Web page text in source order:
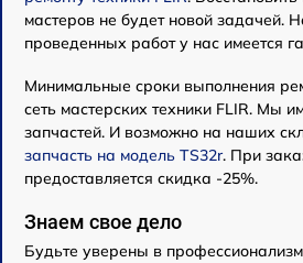
мастеров не будет новой задачей.
проведенных работ у нас имеется
Минимальные сроки выполнения
сеть мастерских техники FLIR. Мы
запчастей. И возможно на наших
запчасть на модель TS32r. При
предоставляется скидка -25%.
Знаем свое дело
Будьте уверены в